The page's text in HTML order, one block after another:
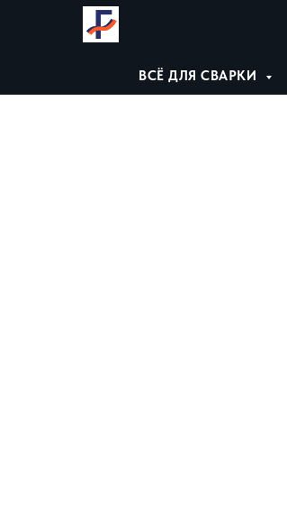
ВСЁ ДЛЯ СВАРКИ